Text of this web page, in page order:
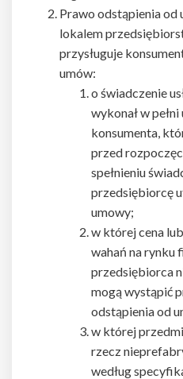
Prawo odstąpienia od
lokalem
przysługuje
umów:
o świadczenie
wykonał w
konsumenta,
przed
spełnieniu
przedsiębiorcę
umowy;
w której cena
wahań na rynku
przedsiębiorca
mogą wystąpić
odstąpienia od
w której
rzecz
według